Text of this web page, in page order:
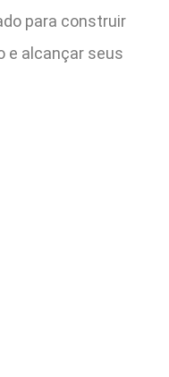
para construir
e alcançar seus